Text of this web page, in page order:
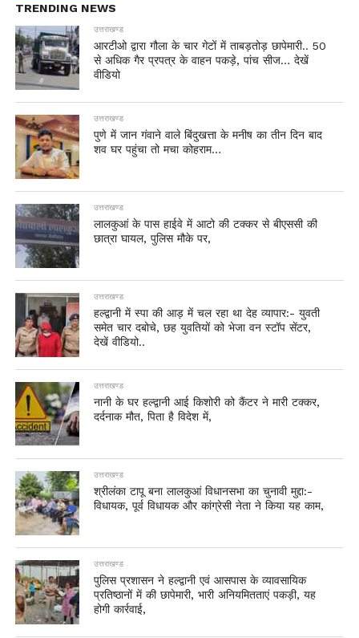
TRENDING NEWS
उत्तराखण्ड
आरटीओ द्वारा गौला के चार गेटों में ताबड़तोड़ छापेमारी.. 50
से अधिक गैर प्रपत्र के वाहन पकड़े, पांच सीज… देखें
वीडियो
उत्तराखण्ड
पुणे में जान गंवाने वाले बिंदुखत्ता के मनीष का तीन दिन बाद
शव घर पहुंचा तो मचा कोहराम…
उत्तराखण्ड
लालकुआं के पास हाईवे में आटो की टक्कर से बीएससी की
छात्रा घायल, पुलिस मौके पर,
उत्तराखण्ड
हल्द्वानी में स्पा की आड़ में चल रहा था देह व्यापार:- युवती
समेत चार दबोचे, छह युवतियों को भेजा वन स्टॉप सेंटर,
देखें वीडियो..
उत्तराखण्ड
नानी के घर हल्द्वानी आई किशोरी को कैंटर ने मारी टक्कर,
दर्दनाक मौत, पिता है विदेश में,
उत्तराखण्ड
श्रीलंका टापू बना लालकुआं विधानसभा का चुनावी मुद्दा:-
विधायक, पूर्व विधायक और कांग्रेसी नेता ने किया यह काम,
उत्तराखण्ड
पुलिस प्रशासन ने हल्द्वानी एवं आसपास के व्यावसायिक
प्रतिष्ठानों में की छापेमारी, भारी अनियमितताएं पकड़ी, यह
होगी कार्रवाई,